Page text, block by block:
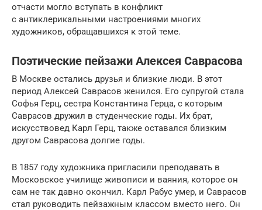
отчасти могло вступать в конфликт
с антиклерикальными настроениями многих
художников, обра­щавшихся к этой теме.
Поэтические пейзажи Алексея Саврасова
В Москве остались друзья и близкие люди. В этот
период Алексей Саврасов женился. Его супругой стала
Софья Герц, сестра Константина Герца, с которым
Саврасов дружил в студенческие годы. Их брат,
искусствовед Карл Герц, также оставался близким
другом Саврасова долгие годы.
В 1857 году художника пригласили преподавать в
Московское училище живописи и ваяния, которое он
сам не так давно окончил. Карл Рабус умер, и Саврасов
стал руководить пейзажным классом вместо него. Он